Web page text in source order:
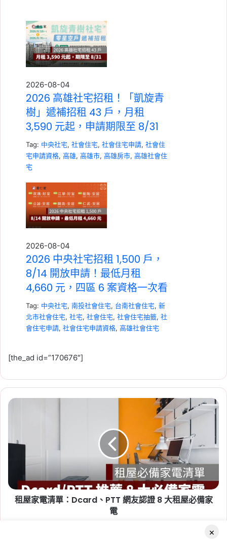
2026-08-04
2026 高雄社宅招租！「凱旋青
樹」遞補招租 43 戶，月租
3,590 元起，申請期限至 8/31
Tag: 中央社宅, 社會住宅, 社會住宅申請, 社會住
宅申請資格, 高雄, 高雄市, 高雄房市, 高雄社會住
宅
2026-08-04
2026 中央社宅招租 1,500 戶，
8/14 開放申請！最低月租
4,660 元，四區 6 案資格一次看
Tag: 中央社宅, 南投社會住宅, 台南社會住宅, 新
北市社會住宅, 社宅, 社會住宅, 社會住宅抽籤, 社
會住宅申請, 社會住宅申請資格, 高雄社會住宅
租賃專法修法急轉彎！3 年租
期、續約漲租上限暫緩，最新重
點一次看
租屋族,租屋注意事
項
租屋糾紛,租屋補助 租屋補助申請,租屋補助
資格
[the_ad id=”170676″]
租
清
網
租屋家電清單：Dcard、PTT 網友認證 8 大租屋必備家
電
×